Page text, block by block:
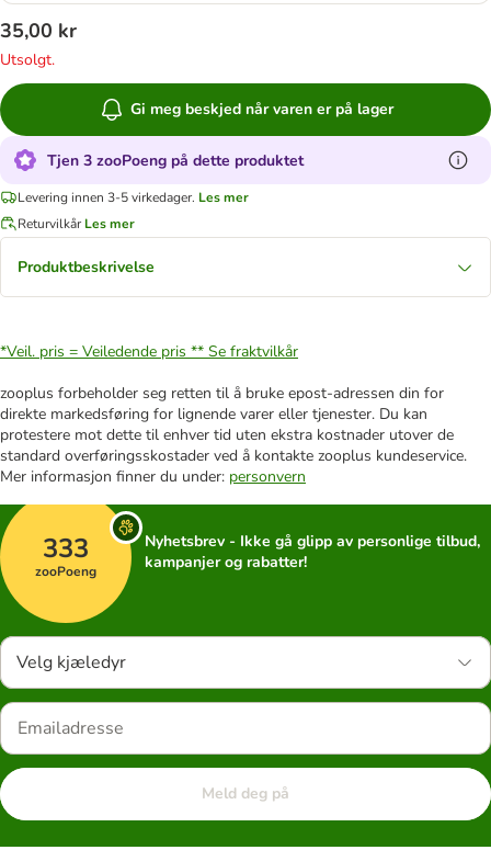
35,00 kr
Utsolgt.
Gi meg beskjed når varen er på lager
Tjen 3 zooPoeng på dette produktet
Levering innen 3-5 virkedager. Les mer
Returvilkår Les mer
Produktbeskrivelse
*Veil. pris = Veiledende pris ** Se fraktvilkår
zooplus forbeholder seg retten til å bruke epost-adressen din for
direkte markedsføring for lignende varer eller tjenester. Du kan
protestere mot dette til enhver tid uten ekstra kostnader utover de
standard overføringsskostader ved å kontakte zooplus kundeservice.
Mer informasjon finner du under: personvern
333
zooPoeng
Nyhetsbrev - Ikke gå glipp av personlige tilbud,
kampanjer og rabatter!
Velg kjæledyr
Meld deg på